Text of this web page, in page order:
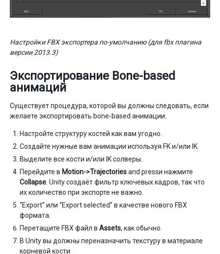
Настройки FBX экспортера по-умолчанию (для fbx плагина
версии 2013.3)
Экспортирование Bone-based
анимаций
Существует процедура, которой вы должны следовать, если
желаете экспортировать bone-based анимации:
Настройте структуру костей как вам угодно.
Создайте нужные вам анимации используя FK и/или IK.
Выделите все кости и/или IK солверы.
Перейдите в Motion->Trajectoriesand pressи нажмите
Collapse . Unity создаёт фильтр ключевых кадров, так что
их количество при экспорте не важно.
“Export” или “Export selected” в качестве нового FBX
формата.
Перетащите FBX файл в Assets, как обычно.
В Unity вы должны переназначить текстуру в материале
корневой кости.